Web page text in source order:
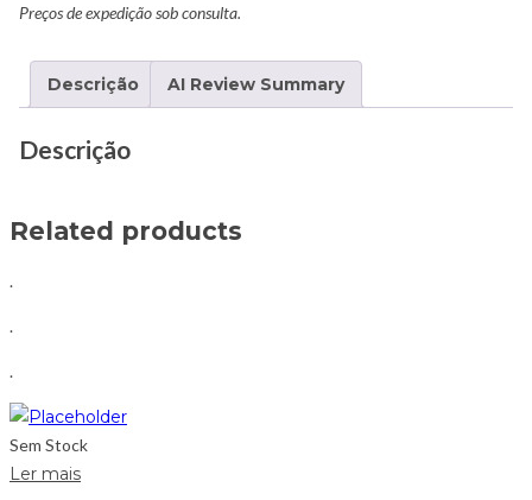
Preços de expedição sob consulta.
Descrição AI Review Summary
Descrição
Related products
.
.
.
Sem Stock
Ler mais